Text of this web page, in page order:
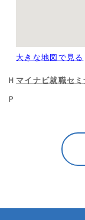
大きな地図で見る
Ｈ
Ｐ
マイナビ就職セ